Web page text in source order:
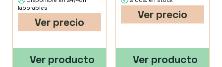
laborables
Ver precio
Ver producto
Ver precio
Ver producto